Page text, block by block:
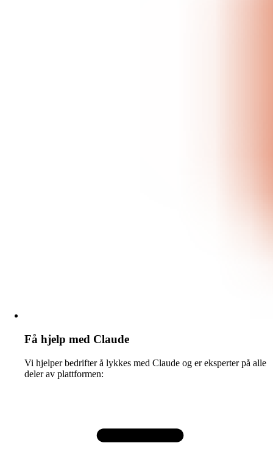
Få hjelp med Claude
Vi hjelper bedrifter å lykkes med Claude og er eksperter på alle
deler av plattformen: